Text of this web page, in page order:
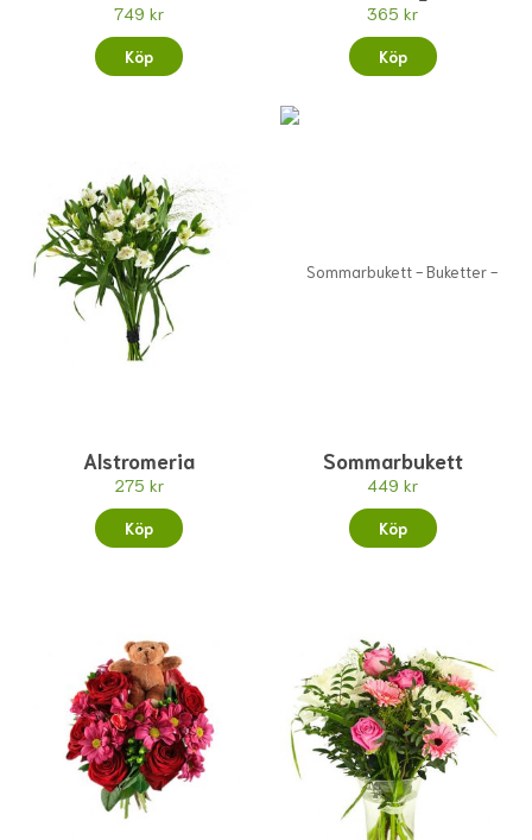
749 kr
Köp
365 kr
Köp
Alstromeria
275 kr
Köp
Sommarbukett
449 kr
Köp